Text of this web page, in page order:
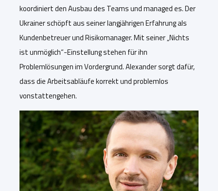
koordiniert den Ausbau des Teams und managed es. Der
Ukrainer schöpft aus seiner langjährigen Erfahrung als
Kundenbetreuer und Risikomanager. Mit seiner „Nichts
ist unmöglich“-Einstellung stehen für ihn
Problemlösungen im Vordergrund. Alexander sorgt dafür,
dass die Arbeitsabläufe korrekt und problemlos
vonstattengehen.